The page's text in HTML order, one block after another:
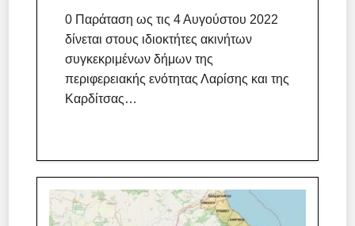
0 Παράταση ως τις 4 Αυγούστου 2022
δίνεται στους ιδιοκτήτες ακινήτων
συγκεκριμένων δήμων της
περιφερειακής ενότητας Λαρίσης και της
Καρδίτσας…